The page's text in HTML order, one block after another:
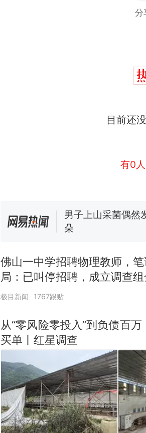
分
目前还
有0
那个在床头放
费大厨“全国小炒
美国渔民钓获鲨鱼
参考消息）
热 那个在床头放
佛山一中学招聘物理教师，
局：已叫停招聘，成立调查
极目新闻 1767跟贴
从“零风险零投入”到负债百
买单丨红星调查